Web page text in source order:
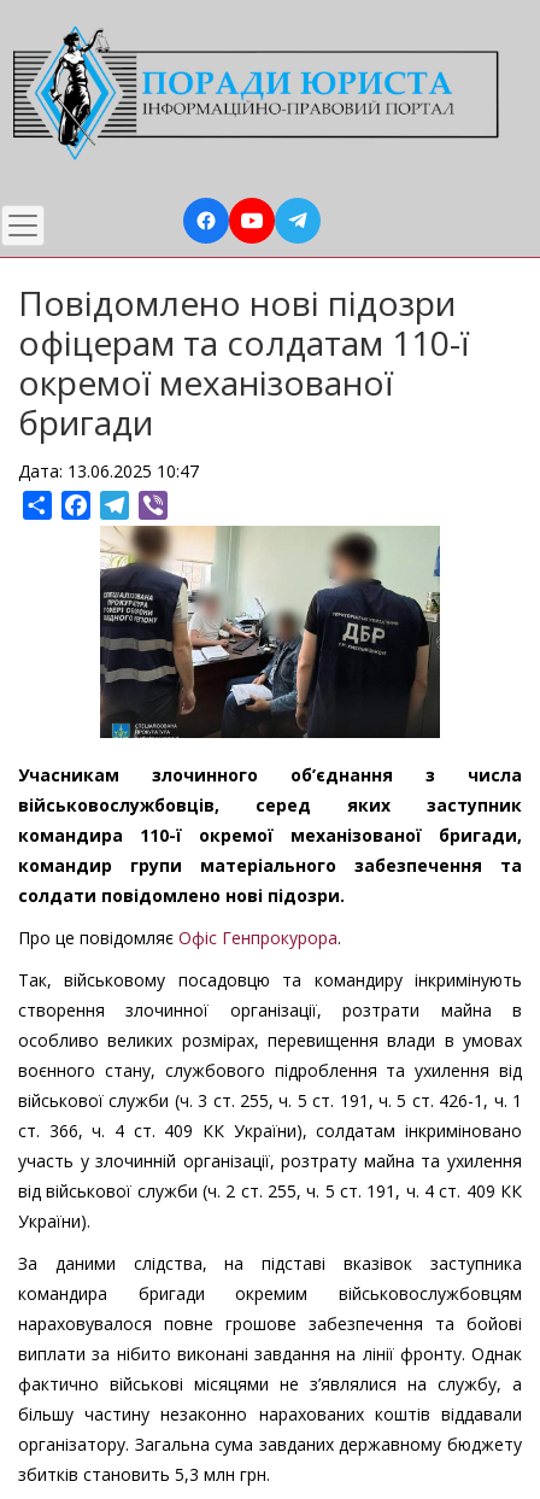
до
основного
вмісту
Повідомлено нові підозри
офіцерам та солдатам 110-ї
окремої механізованої
бригади
Дата: 13.06.2025 10:47
ShareFacebookTelegram
Учасникам злочинного об’єднання з числа
військовослужбовців, серед яких заступник
командира 110-ї окремої механізованої бригади,
командир групи матеріального забезпечення та
солдати повідомлено нові підозри.
Про це повідомляє Офіс Генпрокурора.
Так, військовому посадовцю та командиру інкримінують
створення злочинної організації, розтрати майна в
особливо великих розмірах, перевищення влади в умовах
воєнного стану, службового підроблення та ухилення від
військової служби (ч. 3 ст. 255, ч. 5 ст. 191, ч. 5 ст. 426-1, ч. 1
ст. 366, ч. 4 ст. 409 КК України), солдатам інкриміновано
участь у злочинній організації, розтрату майна та ухилення
від військової служби (ч. 2 ст. 255, ч. 5 ст. 191, ч. 4 ст. 409 КК
України).
За даними слідства, на підставі вказівок заступника
командира бригади окремим військовослужбовцям
нараховувалося повне грошове забезпечення та бойові
виплати за нібито виконані завдання на лінії фронту. Однак
фактично військові місяцями не з’являлися на службу, а
більшу частину незаконно нарахованих коштів віддавали
організатору. Загальна сума завданих державному бюджету
збитків становить 5,3 млн грн.